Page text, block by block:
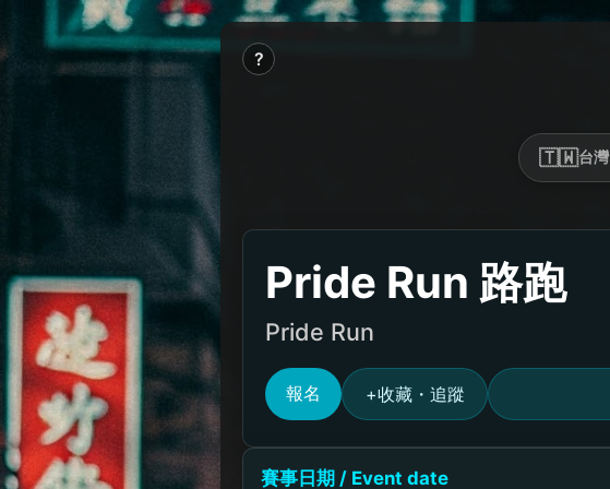
?
🇹🇼台灣
Pride Run 路跑
Pride Run
報名 +收藏・追蹤
賽事日期 / Event date